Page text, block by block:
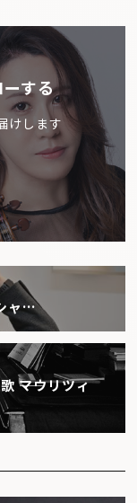
する
けします
ャ…
――マウリツィ